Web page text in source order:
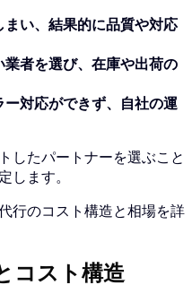
い、結果的に品質や対応
者を選び、在庫や出荷の
対応ができず、自社の運
したパートナーを選ぶこと
します。
行のコスト構造と相場を詳
コスト構造